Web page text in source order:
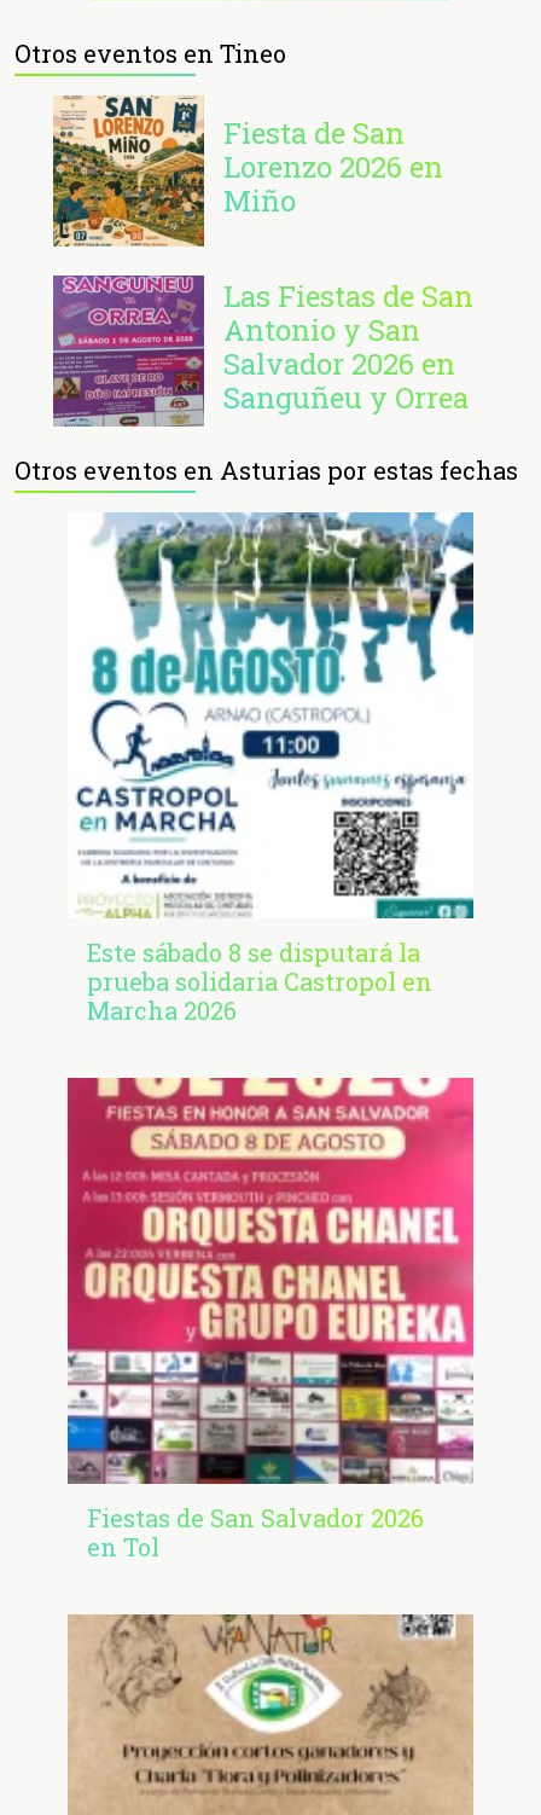
Otros eventos en Tineo
Fiesta de San
Lorenzo 2026 en
Miño
Las Fiestas de San
Antonio y San
Salvador 2026 en
Sanguñeu y Orrea
Otros eventos en Asturias por estas fechas
Este sábado 8 se disputará la
prueba solidaria Castropol en
Marcha 2026
Fiestas de San Salvador 2026
en Tol